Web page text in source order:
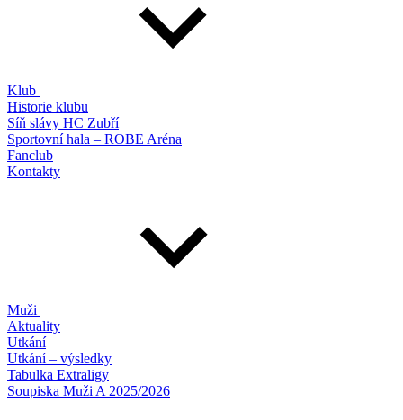
Klub
Historie klubu
Síň slávy HC Zubří
Sportovní hala – ROBE Aréna
Fanclub
Kontakty
Muži
Aktuality
Utkání
Utkání – výsledky
Tabulka Extraligy
Soupiska Muži A 2025/2026